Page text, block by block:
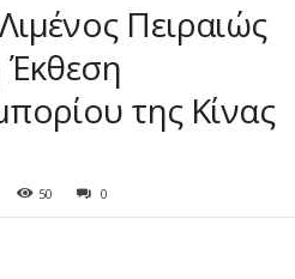
Πειραιώς
Έκθεση
της Κίνας
50 0